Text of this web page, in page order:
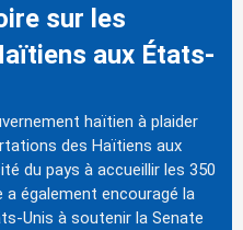
sur les
aux États-
haïtien à plaider
des Haïtiens aux
du pays à accueillir les 350
a également encouragé la
Unis à soutenir la Senate